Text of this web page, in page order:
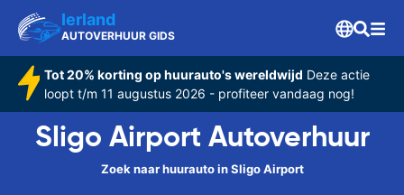
Ierland
AUTOVERHUUR GIDS
Tot 20% korting op huurauto's wereldwijd Deze actie
loopt t/m 11 augustus 2026 - profiteer vandaag nog!
Sligo Airport Autoverhuur
Zoek naar huurauto in Sligo Airport